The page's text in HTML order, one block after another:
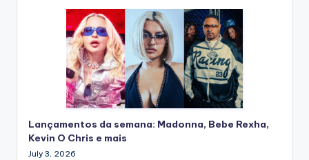
Lançamentos da semana: Madonna, Bebe Rexha,
Kevin O Chris e mais
July 3, 2026